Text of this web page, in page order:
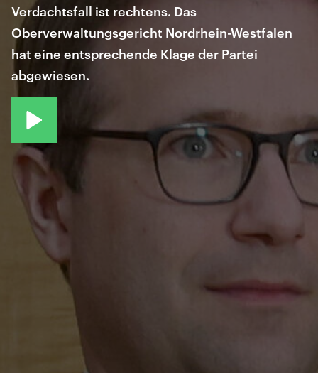
Verdachtsfall ist rechtens. Das
Oberverwaltungsgericht Nordrhein-Westfalen
hat eine entsprechende Klage der Partei
abgewiesen.